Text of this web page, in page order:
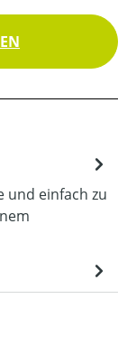
und einfach zu